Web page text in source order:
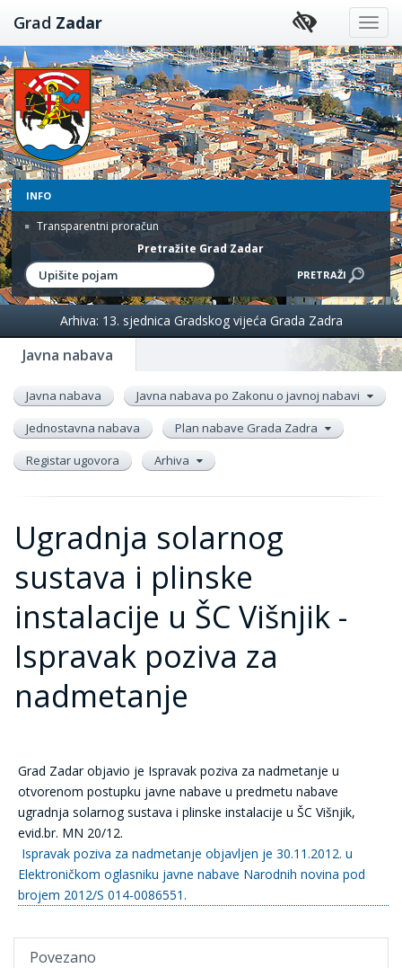
Preskoči
na
sadržaj
Grad Zadar
INFO
Transparentni proračun
Pretražite Grad Zadar
Javna nabava
Arhiva: 13. sjednica Gradskog vijeća Grada Zadra
Javna nabava
Javna nabava po Zakonu o javnoj nabavi
Jednostavna nabava
Plan nabave Grada Zadra
Registar ugovora
Arhiva
Ugradnja solarnog
sustava i plinske
instalacije u ŠC Višnjik -
Ispravak poziva za
nadmetanje
Grad Zadar objavio je Ispravak poziva za nadmetanje u
otvorenom postupku javne nabave u predmetu nabave
ugradnja solarnog sustava i plinske instalacije u ŠC Višnjik,
evid.br. MN 20/12.
Ispravak poziva za nadmetanje objavljen je 30.11.2012. u
Elektroničkom oglasniku javne nabave Narodnih novina pod
brojem 2012/S 014-0086551.
Povezano